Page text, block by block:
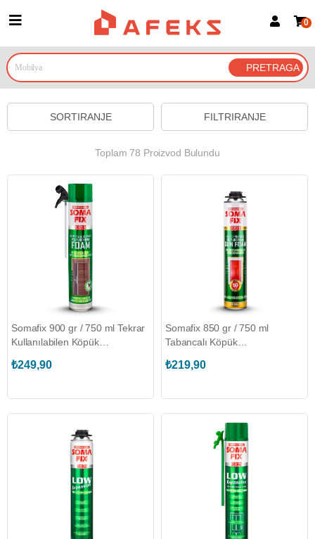
Prijava za članove
Prijavite se Google nalogom
0
FILTRIRANJE
SORTIRANJE
Toplam 78 Proizvod Bulundu
Somafix 900 gr / 750 ml Tekrar
Kullanılabilen Köpük
₺249,90
Somafix 850 gr / 750 ml
Tabancalı Köpük
₺219,90